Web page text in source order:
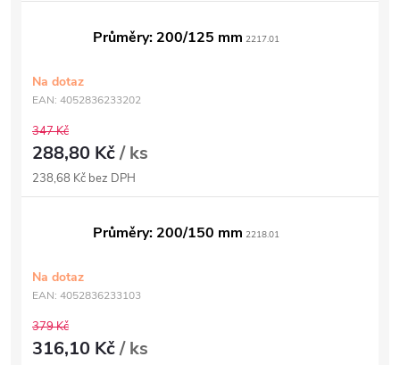
Průměry: 200/125 mm 2217.01
Na dotaz
EAN: 4052836233202
347 Kč
288,80 Kč/ ks
238,68 Kč bez DPH
Průměry: 200/150 mm 2218.01
Na dotaz
EAN: 4052836233103
379 Kč
316,10 Kč/ ks